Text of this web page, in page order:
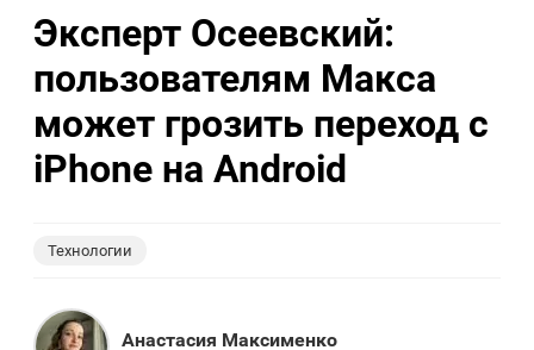
Эксперт Осеевский:
пользователям Макса
может грозить переход с
iPhone на Android
Технологии
Анастасия Максименко